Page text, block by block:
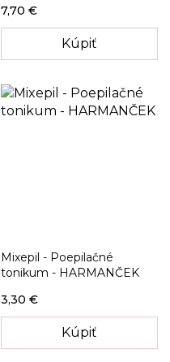
7,70 €
Kúpiť
Mixepil - Poepilačné
tonikum - HARMANČEK
3,30 €
Kúpiť